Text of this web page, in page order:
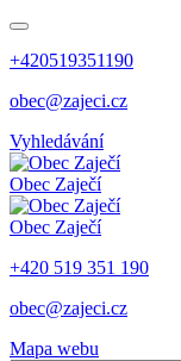
+420519351190
obec@zajeci.cz
Vyhledávání
Obec Zaječí
Obec Zaječí
+420 519 351 190
obec@zajeci.cz
Mapa webu